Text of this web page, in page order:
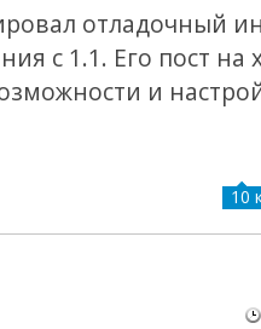
отладочный
с 1.1. Его пост на
и
10